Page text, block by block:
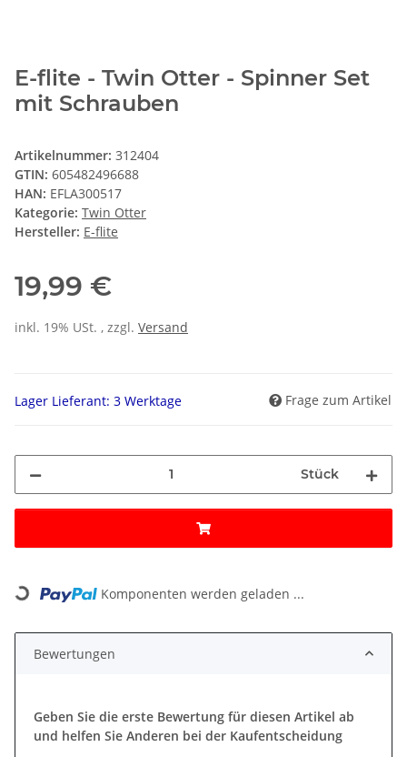
E-flite - Twin Otter - Spinner Set
mit Schrauben
Artikelnummer: 312404
GTIN: 605482496688
HAN: EFLA300517
Kategorie: Twin Otter
Hersteller: E-flite
19,99 €
inkl. 19% USt. , zzgl. Versand
Lager Lieferant: 3 Werktage Frage zum Artikel
Stück
Loading... Komponenten werden geladen ...
Bewertungen
Geben Sie die erste Bewertung für diesen Artikel ab
und helfen Sie Anderen bei der Kaufentscheidung